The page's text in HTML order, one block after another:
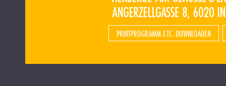
PRINTPROGRAMM ETC. DOWNLOADEN